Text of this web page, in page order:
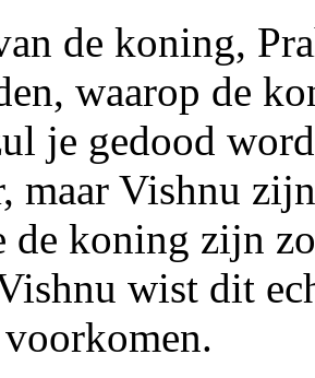
de koning,
waarop de
je gedood
maar Vishnu
de koning zijn
wist dit